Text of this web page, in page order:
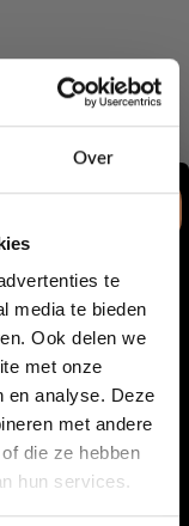
Over
te
media te bieden
Ook delen we
met onze
en analyse. Deze
met andere
die ze hebben
hun services.
huid steeds
allergische lijst! Dit
mensen die (zware)
zijn van